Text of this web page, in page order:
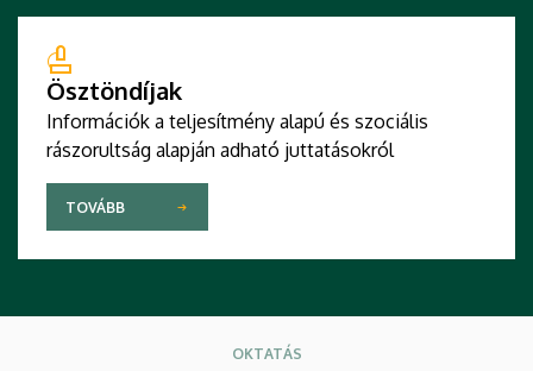
Ösztöndíjak
Információk a teljesítmény alapú és szociális
rászorultság alapján adható juttatásokról
TOVÁBB
OKTATÁS